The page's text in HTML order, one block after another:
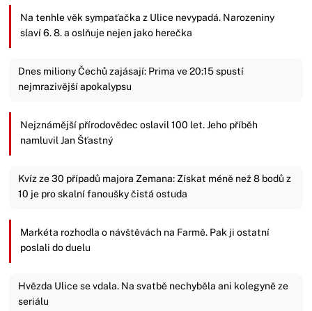
Na tenhle věk sympaťačka z Ulice nevypadá. Narozeniny
slaví 6. 8. a oslňuje nejen jako herečka
Dnes miliony Čechů zajásají: Prima ve 20:15 spustí
nejmrazivější apokalypsu
Nejznámější přírodovědec oslavil 100 let. Jeho příběh
namluvil Jan Šťastný
Kvíz ze 30 případů majora Zemana: Získat méně než 8 bodů z
10 je pro skalní fanoušky čistá ostuda
Markéta rozhodla o návštěvách na Farmě. Pak ji ostatní
poslali do duelu
Hvězda Ulice se vdala. Na svatbě nechyběla ani kolegyně ze
seriálu